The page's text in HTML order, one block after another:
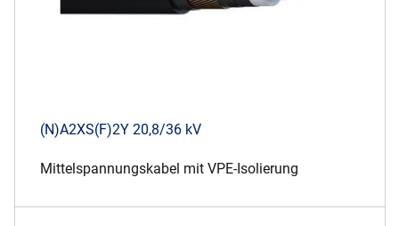
(N)A2XS(F)2Y 20,8/36 kV
Mittelspannungskabel mit VPE-Isolierung